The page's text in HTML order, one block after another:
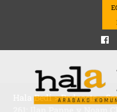
Hala Bedi>Podcasts>